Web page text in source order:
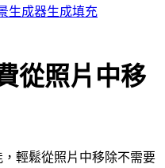
生成器生成填充
從照片中移
輕鬆從照片中移除不需要